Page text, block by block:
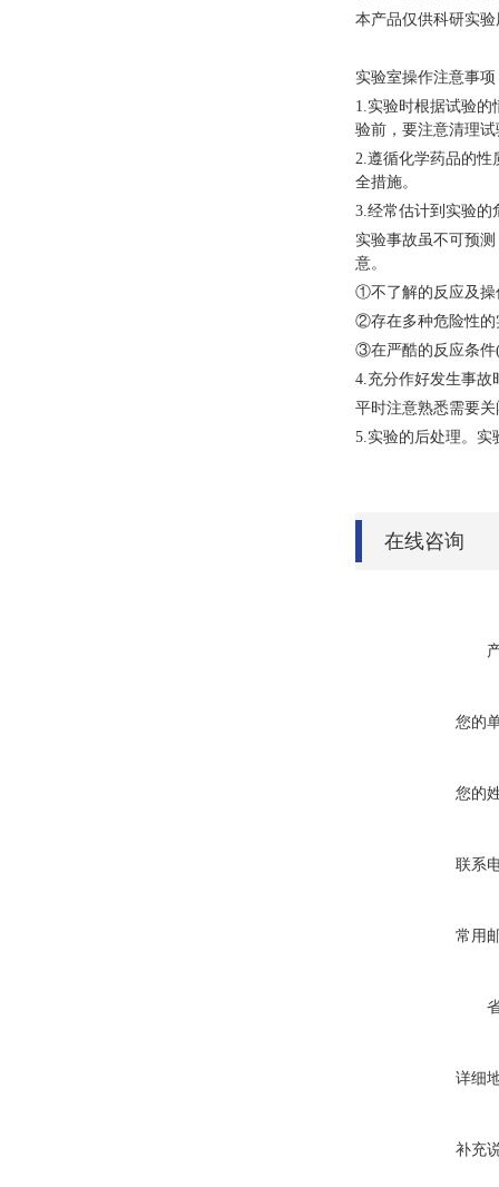
本产品仅供科研实
实验室操作注意事项
1.实验时根据试验
验前，要注意清理
2.遵循化学药品的性
全措施。
3.经常估计到实验的
实验事故虽不可预
意。
①不了解的反应及操
②存在多种危险性的
③在严酷的反应条件
4.充分作好发生事故
平时注意熟悉需要
5.实验的后处理。实
在线咨询
您的
您的
联系
常用
详细
补充